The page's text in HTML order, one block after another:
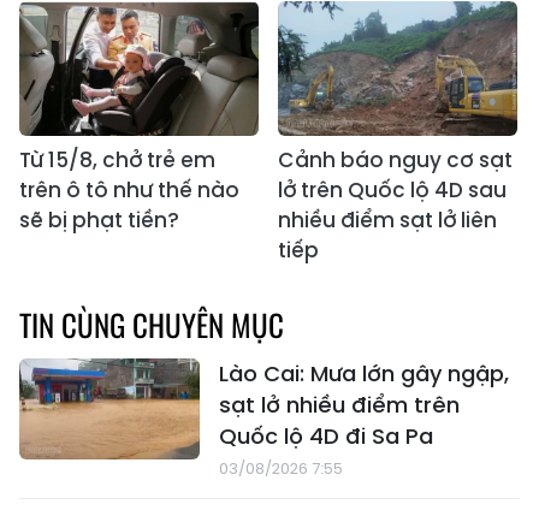
Từ 15/8, chở trẻ em
trên ô tô như thế nào
sẽ bị phạt tiền?
Cảnh báo nguy cơ sạt
lở trên Quốc lộ 4D sau
nhiều điểm sạt lở liên
tiếp
TIN CÙNG CHUYÊN MỤC
Lào Cai: Mưa lớn gây ngập,
sạt lở nhiều điểm trên
Quốc lộ 4D đi Sa Pa
03/08/2026 7:55